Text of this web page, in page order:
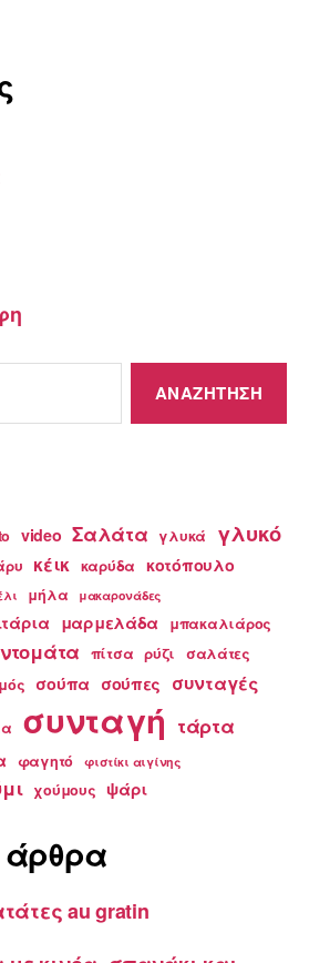
video Σαλάτα γλυκά γλυκό
κέικ καρύδα κοτόπουλο
μήλα μακαρονάδες
μαρμελάδα μπακαλιάρος
ντομάτα πίτσα ρύζι σαλάτες
σούπα σούπες συνταγές
συνταγή τάρτα
φαγητό φιστίκι αιγίνης
χούμους ψάρι
au gratin